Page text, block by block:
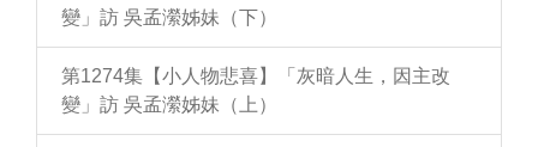
變」訪 吳孟瀠姊妹（下）
第1274集【小人物悲喜】「灰暗人生，因主改
變」訪 吳孟瀠姊妹（上）